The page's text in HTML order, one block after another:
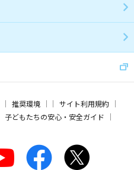
推奨環境
サイト利用規約
子どもたちの安心・安全ガイド